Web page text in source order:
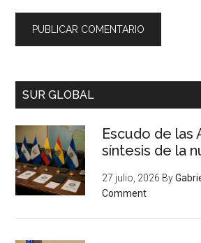
SUR GLOBAL
Escudo de las
síntesis de la
27 julio, 2026 By
Comment